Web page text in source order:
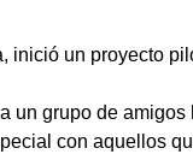
inició un proyecto
un grupo de
con aquellos